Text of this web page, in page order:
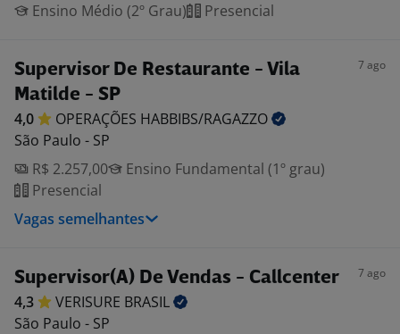
Ensino Médio (2º Grau)
Presencial
Supervisor De Restaurante - Vila
Matilde - SP
7 ago
4,0 OPERAÇÕES HABBIBS/RAGAZZO
São Paulo - SP
R$ 2.257,00
Ensino Fundamental (1º grau)
Presencial
Vagas semelhantes
Supervisor(A) De Vendas - Callcenter 7 ago
4,3 VERISURE BRASIL
São Paulo - SP